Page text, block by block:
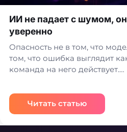
ИИ не падает с шумом,
уверенно
Опасность не в том, что
том, что ошибка выглядит
команда на него действует.…
Читать статью